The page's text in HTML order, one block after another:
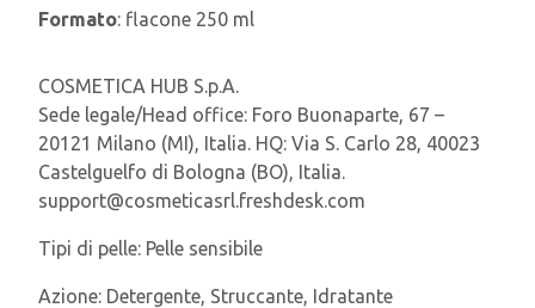
Formato: flacone 250 ml
COSMETICA HUB S.p.A.
Sede legale/Head office: Foro Buonaparte, 67 –
20121 Milano (MI), Italia. HQ: Via S. Carlo 28, 40023
Castelguelfo di Bologna (BO), Italia.
support@cosmeticasrl.freshdesk.com
Tipi di pelle: Pelle sensibile
Azione: Detergente, Struccante, Idratante